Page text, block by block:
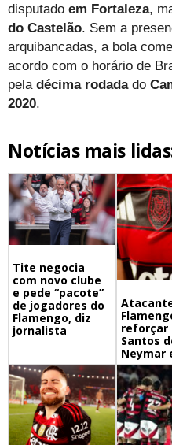
disputado em Fortaleza,
do Castelão. Sem a
arquibancadas, a bola
acordo com o horário de
pela décima rodadado
2020.
Notícias mais
Tite negocia
com novo clube
e pede “pacote”
de jogadores do
Flamengo, diz
jornalista
reforçar
Santos
Neymar